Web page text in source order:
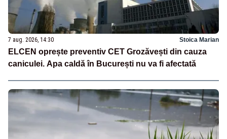
7 aug. 2026, 14:30 Stoica Marian
ELCEN oprește preventiv CET Grozăvești din cauza
caniculei. Apa caldă în București nu va fi afectată